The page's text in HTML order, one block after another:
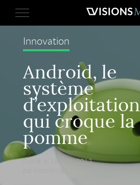
Innovation
Android, le
système
d’exploitation
qui croque la
pomme
Publié le 18 mars 2013,